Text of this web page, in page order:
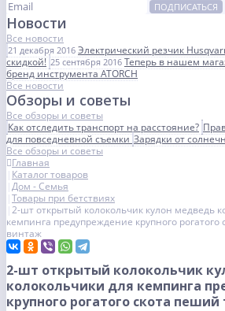
ПОДПИСАТЬСЯ
Новости
Все новости
21 декабря 2016 Электрический резчик
скидкой! 25 сентября 2016 Теперь в нашем
бренд инструмента ATORCH
Все новости
Обзоры и советы
Все обзоры и советы
Как отследить транспорт на расстояние?
для повседневной съемкиЗарядки от
Все обзоры и советы
Главная
Каталог товаров
Дом - Семья
Товары при бетствиях
2-шт открытый колокольчик кулон медведь
кемпинга предупреждение крупного
винтаж
2-шт открытый колокольчик
колокольчики для кемпинга
крупного рогатого скота